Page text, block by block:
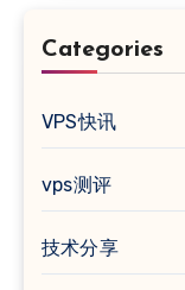
Categories
VPS快讯
vps测评
技术分享